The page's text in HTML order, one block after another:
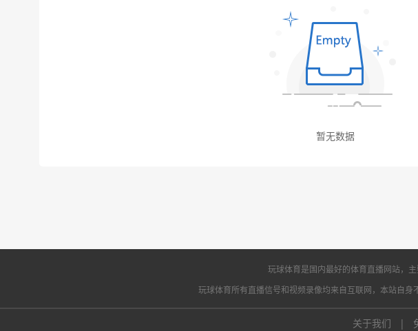
玩球体育是国内最好的体育直播网站，
玩球体育所有直播信号和视频录像均来自互联网，本站自身
关于我们 |